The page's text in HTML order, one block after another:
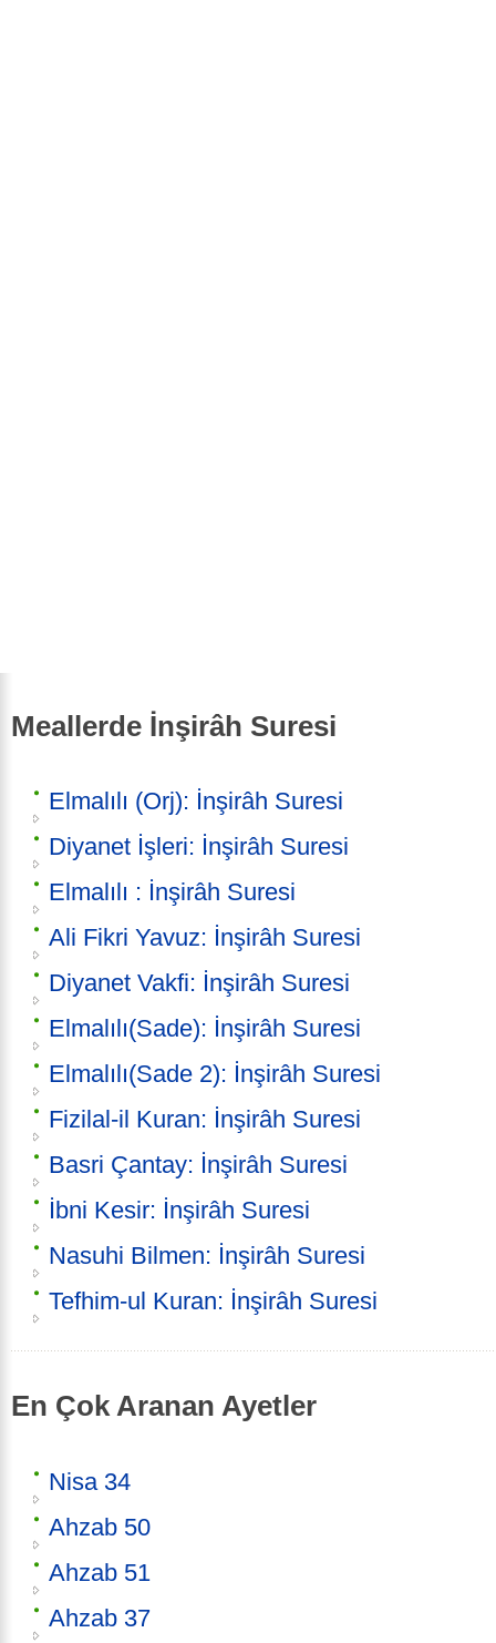
Meallerde İnşirâh Suresi
Elmalılı (Orj): İnşirâh Suresi
Diyanet İşleri: İnşirâh Suresi
Elmalılı : İnşirâh Suresi
Ali Fikri Yavuz: İnşirâh Suresi
Diyanet Vakfi: İnşirâh Suresi
Elmalılı(Sade): İnşirâh Suresi
Elmalılı(Sade 2): İnşirâh Suresi
Fizilal-il Kuran: İnşirâh Suresi
Basri Çantay: İnşirâh Suresi
İbni Kesir: İnşirâh Suresi
Nasuhi Bilmen: İnşirâh Suresi
Tefhim-ul Kuran: İnşirâh Suresi
En Çok Aranan Ayetler
Nisa 34
Ahzab 50
Ahzab 51
Ahzab 37